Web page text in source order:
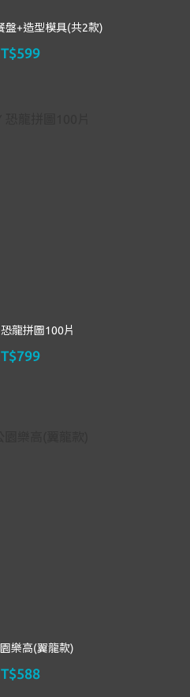
盤+造型模具(共2款)
龍拼圖100片
樂高(翼龍款)